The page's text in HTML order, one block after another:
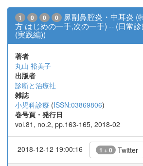
1 0 0 0
鼻副鼻腔炎・中耳炎 (
方 はじめの一手,次の一手) -- (日常
(実践編))
著者
丸山 裕美子
出版者
診断と治療社
雑誌
小児科診療 (ISSN:03869806)
巻号頁・発行日
vol.81, no.2, pp.163-165, 2018-02
2018-12-12 19:00:16 1 + 0 Twitter